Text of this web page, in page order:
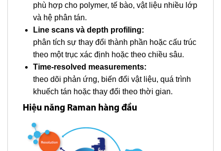
phù hợp cho polymer, tế bào, vật liệu nhiều lớp
và hệ phân tán.
Line scans và depth profiling:
phân tích sự thay đổi thành phần hoặc cấu trúc
theo một trục xác định hoặc theo chiều sâu.
Time-resolved measurements:
theo dõi phản ứng, biến đổi vật liệu, quá trình
khuếch tán hoặc thay đổi theo thời gian.
Hiệu năng Raman hàng đầu